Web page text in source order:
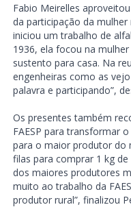
Fabio Meirelles
da participação da
iniciou um trabalho de
1936, ela focou na
sustento para casa. Na
engenheiras como as
palavra e participando”,
Os presentes também
FAESP para transformar
para o maior produtor do
filas para comprar 1 kg
dos maiores produtores
muito ao trabalho da
produtor rural”, finalizou